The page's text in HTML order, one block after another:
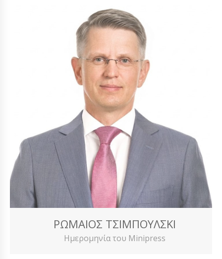
ΡΩΜΑΊΟΣ ΤΣΙΜΠΟΎΛΣΚΙ
Ημερομηνία του Minipress